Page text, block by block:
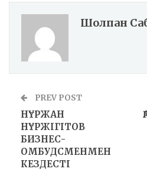
Шолпан
PREV POST
НҰРЖАН
НҰРЖІГІТОВ
БИЗНЕС-
ОМБУДСМЕНМЕН
КЕЗДЕСТІ